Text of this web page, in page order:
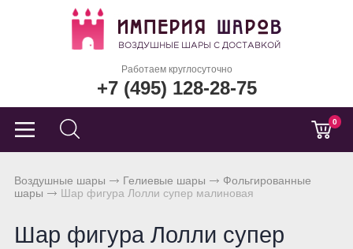
Работаем круглосуточно
+7 (495) 128-28-75
0
Воздушные шары Гелиевые шары
Фольгированные
шары
Шар фигура Лолли супер малиновая
Шар фигура Лолли супер